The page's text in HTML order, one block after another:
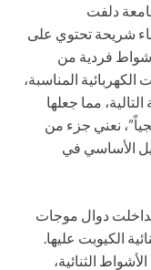
دلفت
شريحة تحتوي على
فردية من
المناسبة،
مما جعلها
نعني جزء من
الأساسي في
تداخلت دوال موجات
الكيوبت عليها.
الثنائية،